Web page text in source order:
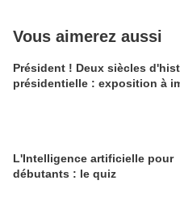
Vous aimerez aussi
Président ! Deux siècles
présidentielle : exposition à
L'Intelligence artificielle pour
débutants : le quiz